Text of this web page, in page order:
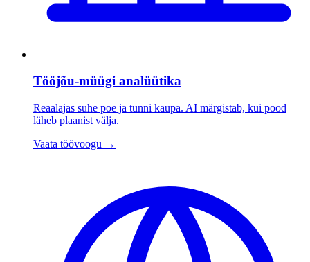
Tööjõu-müügi analüütika
Reaalajas suhe poe ja tunni kaupa. AI märgistab, kui pood
läheb plaanist välja.
Vaata töövoogu →